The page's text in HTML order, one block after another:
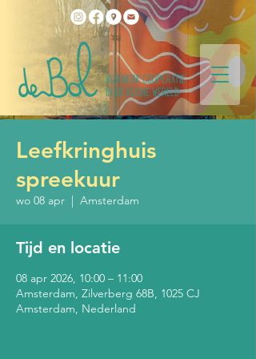
Leefkringhuis
spreekuur
wo 08 apr
  |
Amsterdam
Tijd en locatie
08 apr 2026, 10:00 – 11:00
Amsterdam, Zilverberg 68B, 1025 CJ
Amsterdam, Nederland